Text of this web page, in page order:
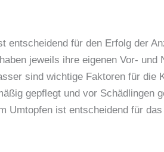
entscheidend für den Erfolg der
jeweils ihre eigenen Vor- und
sind wichtige Faktoren für die
gepflegt und vor Schädlingen
Umtopfen ist entscheidend für